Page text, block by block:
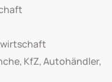
KfZ, Autohändler,